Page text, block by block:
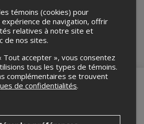
à propos de cet événement, veuillez
de l’événement, Lutte NSPW , à
robot ci-bas.
témoins (cookies) pour
de navigation, offrir
relatives à notre site et
de nos sites.
Tout accepter », vous consentez
tous les types de témoins.
complémentaires se trouvent
de confidentialités.